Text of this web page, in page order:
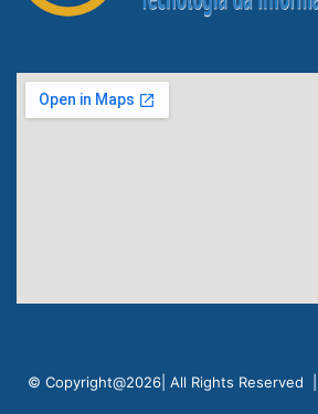
© Copyright@2026| All Rights Reserved |